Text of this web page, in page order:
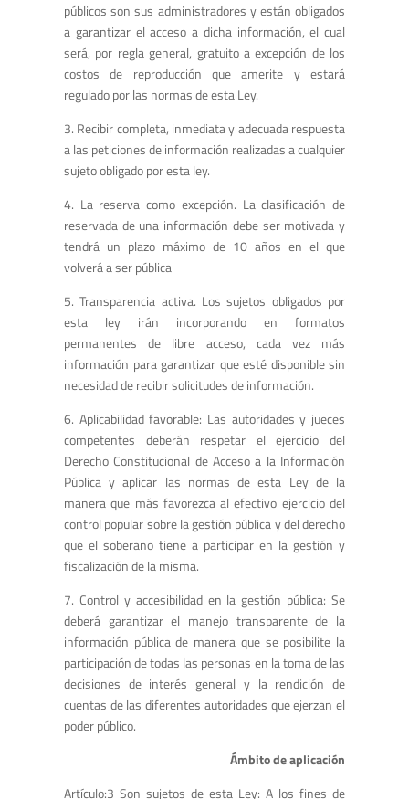
públicos son sus administradores y están obligados
a garantizar el acceso a dicha información, el cual
será, por regla general, gratuito a excepción de los
costos de reproducción que amerite y estará
regulado por las normas de esta Ley.
3. Recibir completa, inmediata y adecuada respuesta
a las peticiones de información realizadas a cualquier
sujeto obligado por esta ley.
4. La reserva como excepción. La clasificación de
reservada de una información debe ser motivada y
tendrá un plazo máximo de 10 años en el que
volverá a ser pública
5. Transparencia activa. Los sujetos obligados por
esta ley irán incorporando en formatos
permanentes de libre acceso, cada vez más
información para garantizar que esté disponible sin
necesidad de recibir solicitudes de información.
6. Aplicabilidad favorable: Las autoridades y jueces
competentes deberán respetar el ejercicio del
Derecho Constitucional de Acceso a la Información
Pública y aplicar las normas de esta Ley de la
manera que más favorezca al efectivo ejercicio del
control popular sobre la gestión pública y del derecho
que el soberano tiene a participar en la gestión y
fiscalización de la misma.
7. Control y accesibilidad en la gestión pública: Se
deberá garantizar el manejo transparente de la
información pública de manera que se posibilite la
participación de todas las personas en la toma de las
decisiones de interés general y la rendición de
cuentas de las diferentes autoridades que ejerzan el
poder público.
Ámbito de aplicación
Artículo:3 Son sujetos de esta Ley: A los fines de